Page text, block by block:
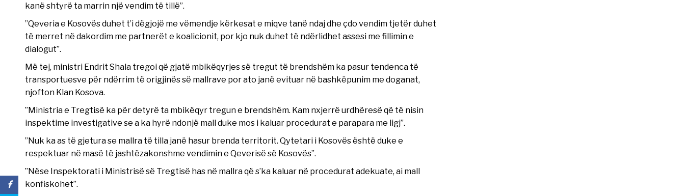
kanë shtyrë ta marrin një vendim të tillë”.
”Qeveria e Kosovës duhet t’i dëgjojë me vëmendje kërkesat e miqve tanë ndaj dhe çdo vendim tjetër duhet
të merret në dakordim me partnerët e koalicionit, por kjo nuk duhet të ndërlidhet assesi me fillimin e
dialogut”.
Më tej, ministri Endrit Shala tregoi që gjatë mbikëqyrjes së tregut të brendshëm ka pasur tendenca të
transportuesve për ndërrim të origjinës së mallrave por ato janë evituar në bashkëpunim me doganat,
njofton Klan Kosova.
”Ministria e Tregtisë ka për detyrë ta mbikëqyr tregun e brendshëm. Kam nxjerrë urdhëresë që të nisin
inspektime investigative se a ka hyrë ndonjë mall duke mos i kaluar procedurat e parapara me ligj”.
”Nuk ka as të gjetura se mallra të tilla janë hasur brenda territorit. Qytetari i Kosovës është duke e
respektuar në masë të jashtëzakonshme vendimin e Qeverisë së Kosovës”.
”Nëse Inspektorati i Ministrisë së Tregtisë has në mallra që s’ka kaluar në procedurat adekuate, ai mall
konfiskohet”.